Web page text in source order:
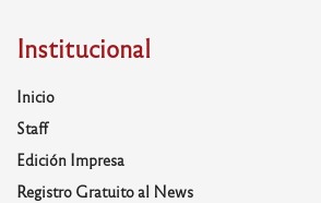
Institucional
Inicio
Staff
Edición Impresa
Registro Gratuito al News